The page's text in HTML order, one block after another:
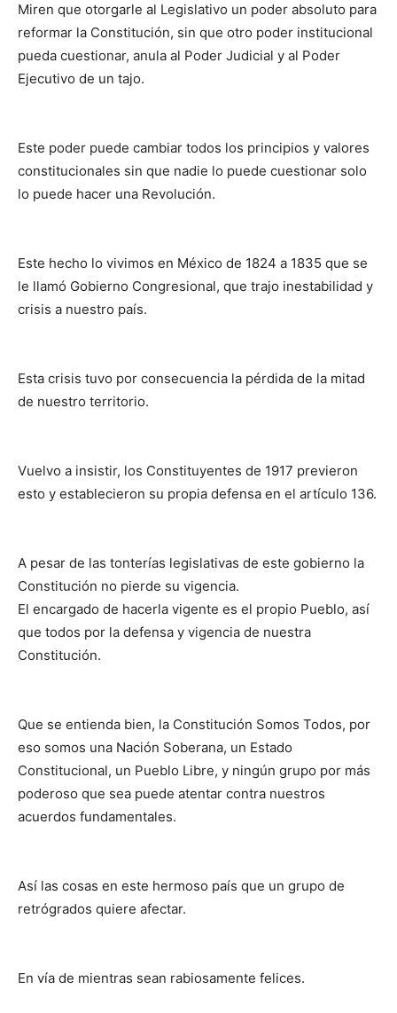
Miren que otorgarle al Legislativo un poder absoluto para
reformar la Constitución, sin que otro poder institucional
pueda cuestionar, anula al Poder Judicial y al Poder
Ejecutivo de un tajo.
Este poder puede cambiar todos los principios y valores
constitucionales sin que nadie lo puede cuestionar solo
lo puede hacer una Revolución.
Este hecho lo vivimos en México de 1824 a 1835 que se
le llamó Gobierno Congresional, que trajo inestabilidad y
crisis a nuestro país.
Esta crisis tuvo por consecuencia la pérdida de la mitad
de nuestro territorio.
Vuelvo a insistir, los Constituyentes de 1917 previeron
esto y establecieron su propia defensa en el artículo 136.
A pesar de las tonterías legislativas de este gobierno la
Constitución no pierde su vigencia.
El encargado de hacerla vigente es el propio Pueblo, así
que todos por la defensa y vigencia de nuestra
Constitución.
Que se entienda bien, la Constitución Somos Todos, por
eso somos una Nación Soberana, un Estado
Constitucional, un Pueblo Libre, y ningún grupo por más
poderoso que sea puede atentar contra nuestros
acuerdos fundamentales.
Así las cosas en este hermoso país que un grupo de
retrógrados quiere afectar.
En vía de mientras sean rabiosamente felices.